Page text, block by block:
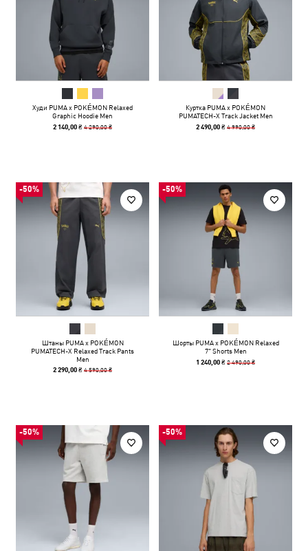
Худи PUMA x POKÉMON Relaxed
Graphic Hoodie Men
2 140,00 ₴4 290,00 ₴
Куртка PUMA x POKÉMON
PUMATECH-X Track Jacket Men
2 490,00 ₴4 990,00 ₴
-50%
Штаны PUMA x POKÉMON
PUMATECH-X Relaxed Track Pants
Men
2 290,00 ₴4 590,00 ₴
-50%
Шорты PUMA x POKÉMON Relaxed
7" Shorts Men
1 240,00 ₴2 490,00 ₴
-50% -50%